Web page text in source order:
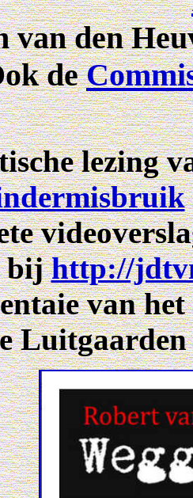
van den
de
lezing
bijhttp://
van
Luitgaarden